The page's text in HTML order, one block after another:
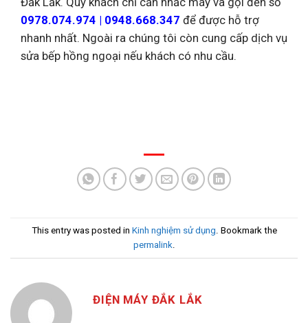
0978.074.974 | 0948.668.347 để được hỗ trợ
nhanh nhất. Ngoài ra chúng tôi còn cung cấp dịch vụ
sửa bếp hồng ngoại nếu khách có nhu cầu.
This entry was posted in Kinh nghiệm sử dụng . Bookmark the
permalink
ĐIỆN MÁY ĐẮK LẮK